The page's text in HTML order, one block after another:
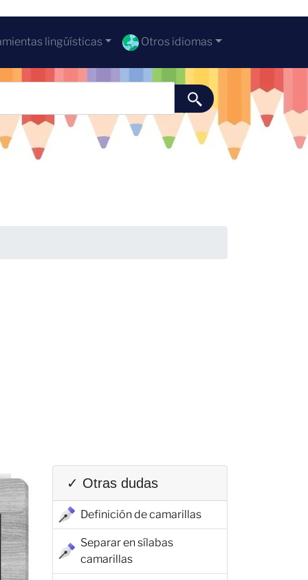
lingüísticas Otros idiomas
✓ Otras dudas
Definición de camarillas
Separar en sílabas
camarillas